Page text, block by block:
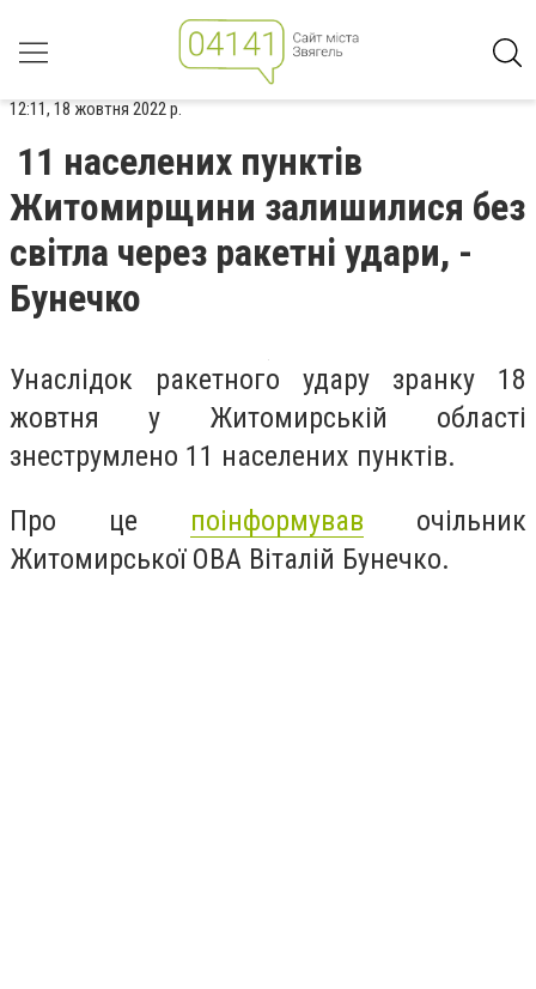
12:11, 18 жовтня 2022 р.
11 населених пунктів
Житомирщини залишилися без
світла через ракетні удари, -
Бунечко
Унаслідок ракетного удару зранку 18
жовтня у Житомирській області
знеструмлено 11 населених пунктів.
Про це поінформував очільник
Житомирської ОВА Віталій Бунечко.